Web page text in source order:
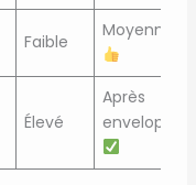
Faible
Moyenne
Élevé
Après
enveloppe